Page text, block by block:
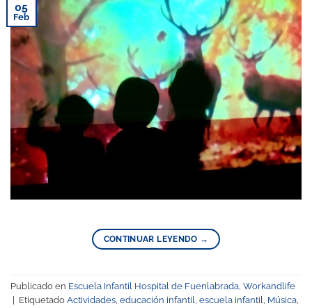
05
Feb
CONTINUAR LEYENDO →
Publicado en Escuela Infantil Hospital de Fuenlabrada, Workandlife
Etiquetado Actividades, educación infantil, escuela infantil, Música,